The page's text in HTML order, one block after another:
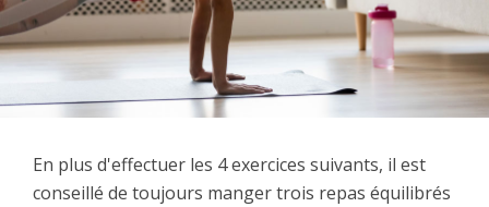
En plus d'effectuer les 4 exercices suivants, il est
conseillé de toujours manger trois repas équilibrés